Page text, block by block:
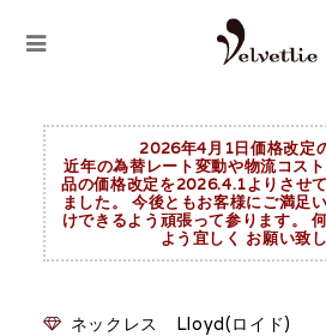
2026年4月1日価格改定
近年の為替レート変動や物流コス
品の価格改定を2026.4.1よりさせ
ました。 今後ともお客様にご満足
けできるよう頑張って参ります。
よう宜しく お願い致し
ネックレス Lloyd(ロイド)